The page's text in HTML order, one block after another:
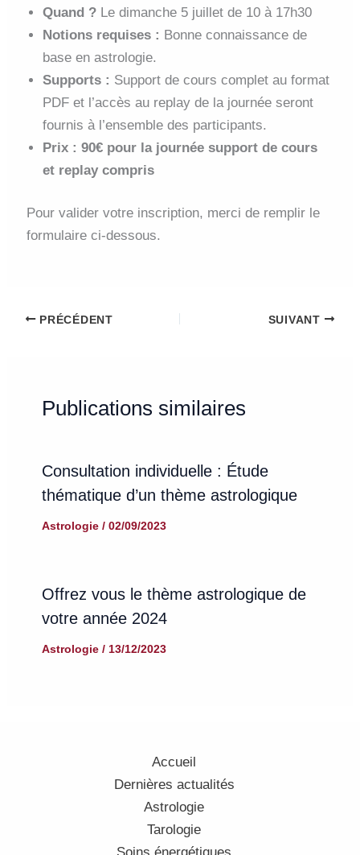
Quand ? Le dimanche 5 juillet de 10 à 17h30
Notions requises : Bonne connaissance de
base en astrologie.
Supports : Support de cours complet au format
PDF et l’accès au replay de la journée seront
fournis à l’ensemble des participants.
Prix : 90€ pour la journée support de cours
et replay compris
Pour valider votre inscription, merci de remplir le
formulaire ci-dessous.
PRÉCÉDENT SUIVANT
Publications similaires
Consultation individuelle : Étude
thématique d’un thème astrologique
Astrologie/ 02/09/2023
Offrez vous le thème astrologique de
votre année 2024
Astrologie/ 13/12/2023
Accueil
Dernières actualités
Astrologie
Tarologie